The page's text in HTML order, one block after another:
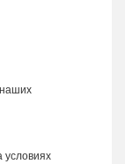
условиях